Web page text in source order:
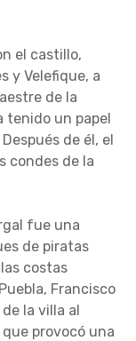
el castillo,
y Velefique, a
de la
tenido un papel
de él, el
condes de la
fue una
de piratas
costas
Francisco
la villa al
provocó una